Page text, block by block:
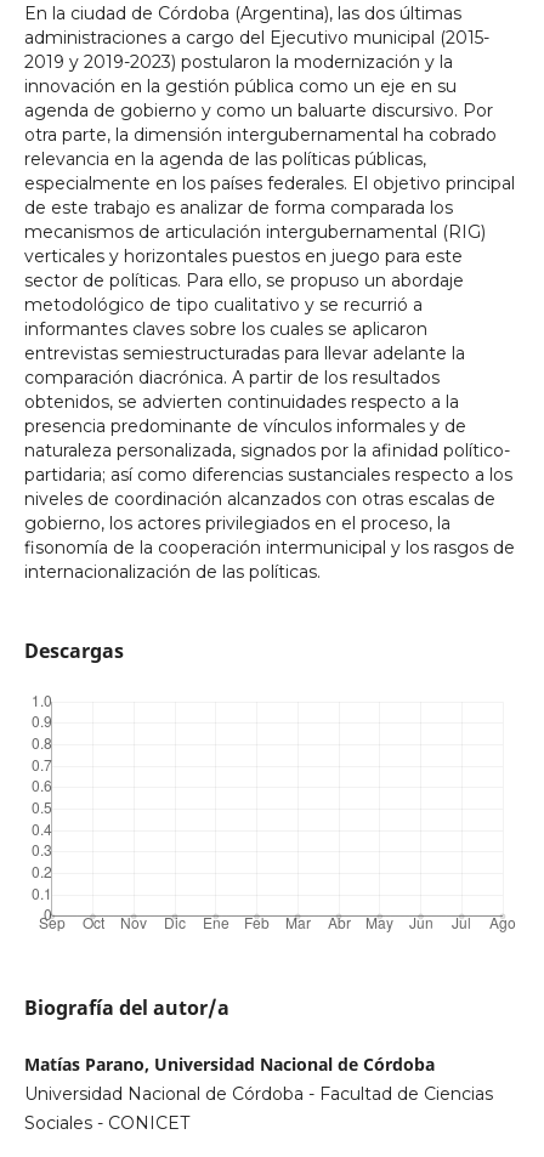
En la ciudad de Córdoba (Argentina), las dos últimas
administraciones a cargo del Ejecutivo municipal (2015-
2019 y 2019-2023) postularon la modernización y la
innovación en la gestión pública como un eje en su
agenda de gobierno y como un baluarte discursivo. Por
otra parte, la dimensión intergubernamental ha cobrado
relevancia en la agenda de las políticas públicas,
especialmente en los países federales. El objetivo principal
de este trabajo es analizar de forma comparada los
mecanismos de articulación intergubernamental (RIG)
verticales y horizontales puestos en juego para este
sector de políticas. Para ello, se propuso un abordaje
metodológico de tipo cualitativo y se recurrió a
informantes claves sobre los cuales se aplicaron
entrevistas semiestructuradas para llevar adelante la
comparación diacrónica. A partir de los resultados
obtenidos, se advierten continuidades respecto a la
presencia predominante de vínculos informales y de
naturaleza personalizada, signados por la afinidad político-
partidaria; así como diferencias sustanciales respecto a los
niveles de coordinación alcanzados con otras escalas de
gobierno, los actores privilegiados en el proceso, la
fisonomía de la cooperación intermunicipal y los rasgos de
internacionalización de las políticas.
Descargas
Biografía del autor/a
Matías Parano, Universidad Nacional de Córdoba
Universidad Nacional de Córdoba - Facultad de Ciencias
Sociales - CONICET